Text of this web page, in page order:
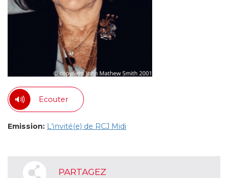
Ecouter
Emission: L'invité(e) de RCJ Midi
PARTAGEZ